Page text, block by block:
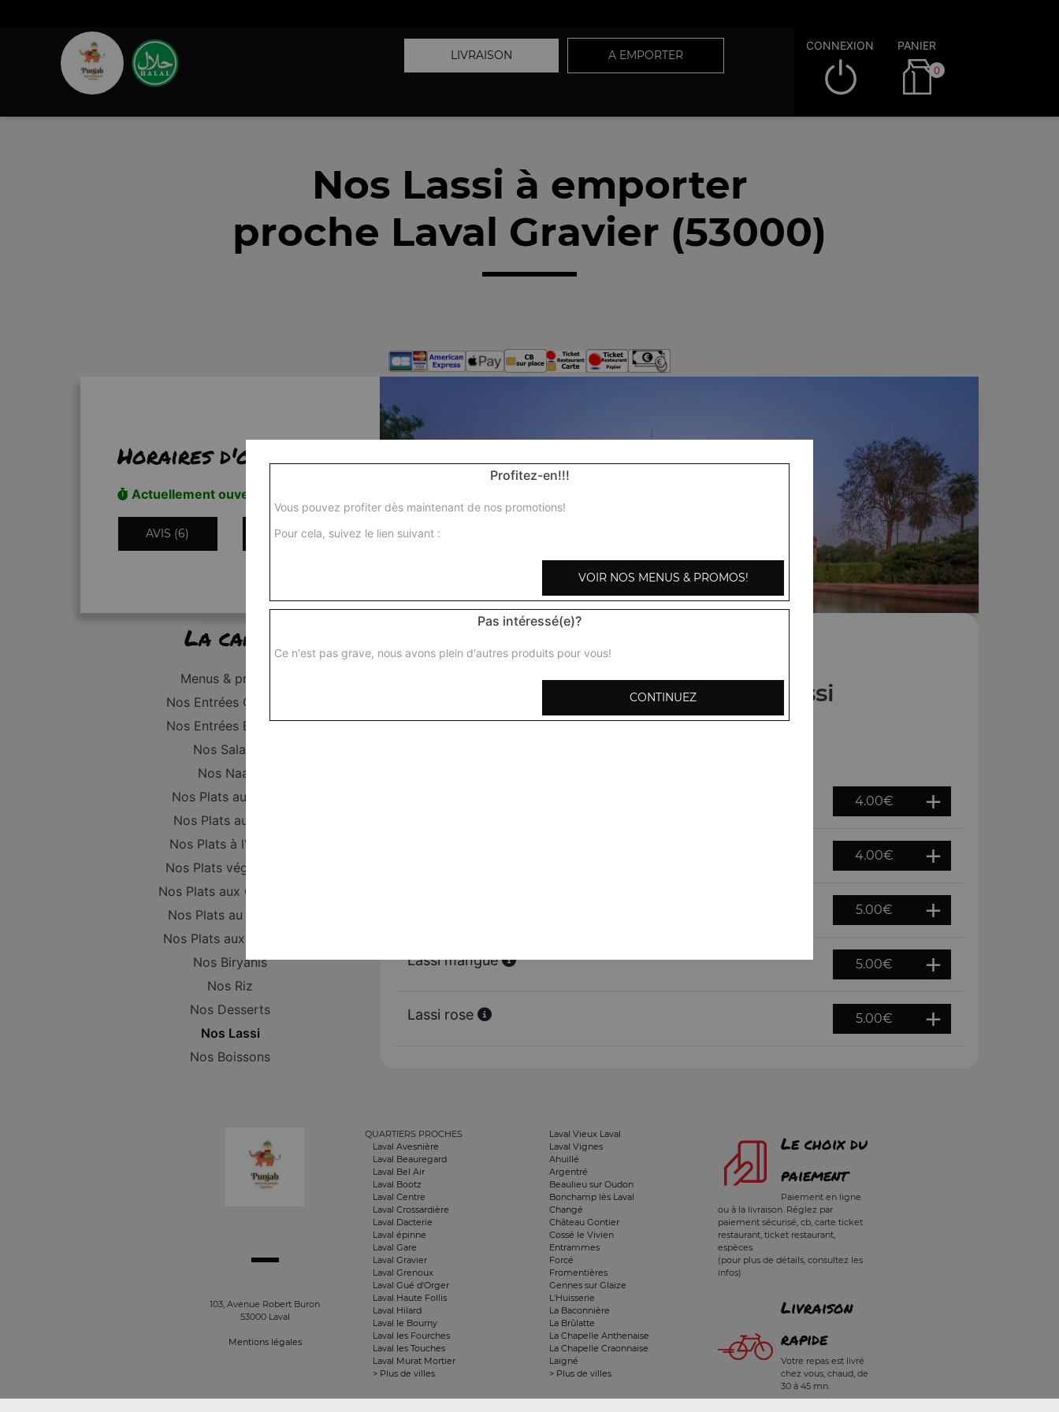
LIVRAISON A EMPORTER
CONNEXION PANIER
0
Nos Lassi à emporter
proche Laval Gravier (53000)
Horaires d'ouverture
Actuellement ouvert
AVIS (6) INFORMATIONS
La carte
Menus & promos
Nos Entrées Grillades
Nos Entrées Beignets
Nos Salades
Nos Naans
Nos Plats au Poulet
Nos Plats au Boeuf
Nos Plats à l'Agneau
Nos Plats végétariens
Nos Plats aux Crevettes
Nos Plats au Poisson
Nos Plats aux Gambas
Nos Biryanis
Nos Riz
Nos Desserts
Nos Lassi
Nos Boissons
Nos Lassi
4.00€
4.00€
5.00€
Lassi mangue 5.00€
Lassi rose 5.00€
103, Avenue Robert Buron
53000 Laval
Mentions légales
QUARTIERS PROCHES
Laval Avesnière
Laval Beauregard
Laval Bel Air
Laval Bootz
Laval Centre
Laval Crossardière
Laval Dacterie
Laval épinne
Laval Gare
Laval Gravier
Laval Grenoux
Laval Gué d'Orger
Laval Haute Follis
Laval Hilard
Laval le Bourny
Laval les Fourches
Laval les Touches
Laval Murat Mortier
> Plus de villes
Laval Vieux Laval
Laval Vignes
Ahuillé
Argentré
Beaulieu sur Oudon
Bonchamp lès Laval
Changé
Château Gontier
Cossé le Vivien
Entrammes
Forcé
Fromentières
Gennes sur Glaize
L'Huisserie
La Baconnière
La Brûlatte
La Chapelle Anthenaise
La Chapelle Craonnaise
Laigné
> Plus de villes
Le choix du
paiement
Paiement en ligne
ou à la livraison. Réglez par
paiement sécurisé, cb, carte ticket
restaurant, ticket restaurant,
espèces.
(pour plus de détails, consultez les
infos)
Livraison
rapide
Votre repas est livré
chez vous, chaud, de
30 à 45 mn.
Profitez-en!!!
Vous pouvez profiter dès maintenant de nos promotions!
Pour cela, suivez le lien suivant :
VOIR NOS MENUS & PROMOS!
Pas intéressé(e)?
Ce n'est pas grave, nous avons plein d'autres produits pour vous!
CONTINUEZ